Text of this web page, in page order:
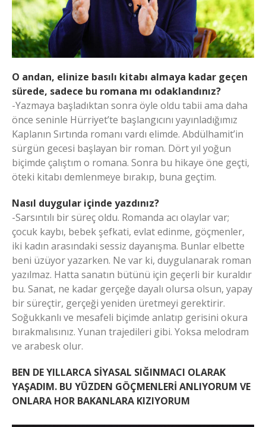
O andan, elinize basılı kitabı almaya kadar geçen
sürede, sadece bu romana mı odaklandınız?
-Yazmaya başladıktan sonra öyle oldu tabii ama daha
önce seninle Hürriyet’te başlangıcını yayınladığımız
Kaplanın Sırtında romanı vardı elimde. Abdülhamit’in
sürgün gecesi başlayan bir roman. Dört yıl yoğun
biçimde çalıştım o romana. Sonra bu hikaye öne geçti,
öteki kitabı demlenmeye bırakıp, buna geçtim.
Nasıl duygular içinde yazdınız?
-Sarsıntılı bir süreç oldu. Romanda acı olaylar var;
çocuk kaybı, bebek şefkati, evlat edinme, göçmenler,
iki kadın arasındaki sessiz dayanışma. Bunlar elbette
beni üzüyor yazarken. Ne var ki, duygulanarak roman
yazılmaz. Hatta sanatın bütünü için geçerli bir kuraldır
bu. Sanat, ne kadar gerçeğe dayalı olursa olsun, yapay
bir süreçtir, gerçeği yeniden üretmeyi gerektirir.
Soğukkanlı ve mesafeli biçimde anlatıp gerisini okura
bırakmalısınız. Yunan trajedileri gibi. Yoksa melodram
ve arabesk olur.
BEN DE YILLARCA SİYASAL SIĞINMACI OLARAK
YAŞADIM. BU YÜZDEN GÖÇMENLERİ ANLIYORUM VE
ONLARA HOR BAKANLARA KIZIYORUM